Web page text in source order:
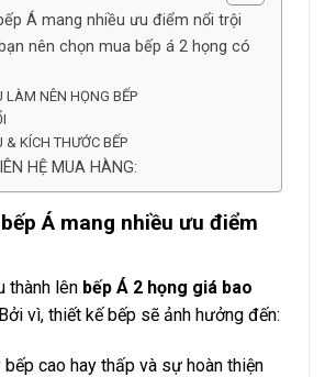
Á mang nhiều ưu điểm nổi trội
nên chọn mua bếp á 2 họng có
LÀM NÊN HỌNG BẾP
& KÍCH THƯỚC BẾP
HỆ MUA HÀNG:
Á mang nhiều ưu điểm
thành lên bếp Á 2 họng giá bao
vì, thiết kế bếp sẽ ảnh hưởng đến:
cao hay thấp và sự hoàn thiện